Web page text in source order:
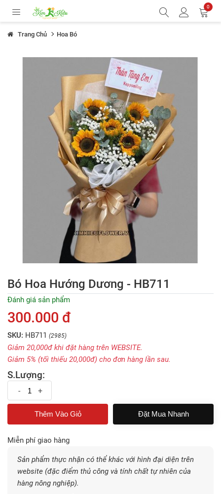
0
Trang Chủ Hoa Bó
Bó Hoa Hướng Dương - HB711
Đánh giá sản phẩm
300.000 đ
SKU: HB711 (2985)
Giảm 20,000đ khi đặt hàng trên WEBSITE.
Giảm 5% (tối thiếu 20,000đ) cho đơn hàng lần sau.
S.Lượng:
- +
Đặt Mua Nhanh
Miễn phí giao hàng
Sản phẩm thực nhận có thể khác với hình đại diện trên
website (đặc điểm thủ công và tính chất tự nhiên của
hàng nông nghiệp).